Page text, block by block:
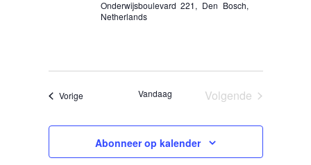
Onderwijsboulevard 221, Den Bosch,
Netherlands
VorigeEvenementen Vandaag
Volgende
Abonneer op kalender